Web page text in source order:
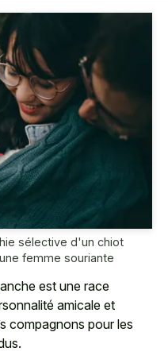
sélective d'un chiot
femme souriante
est une race
amicale et
compagnons pour les